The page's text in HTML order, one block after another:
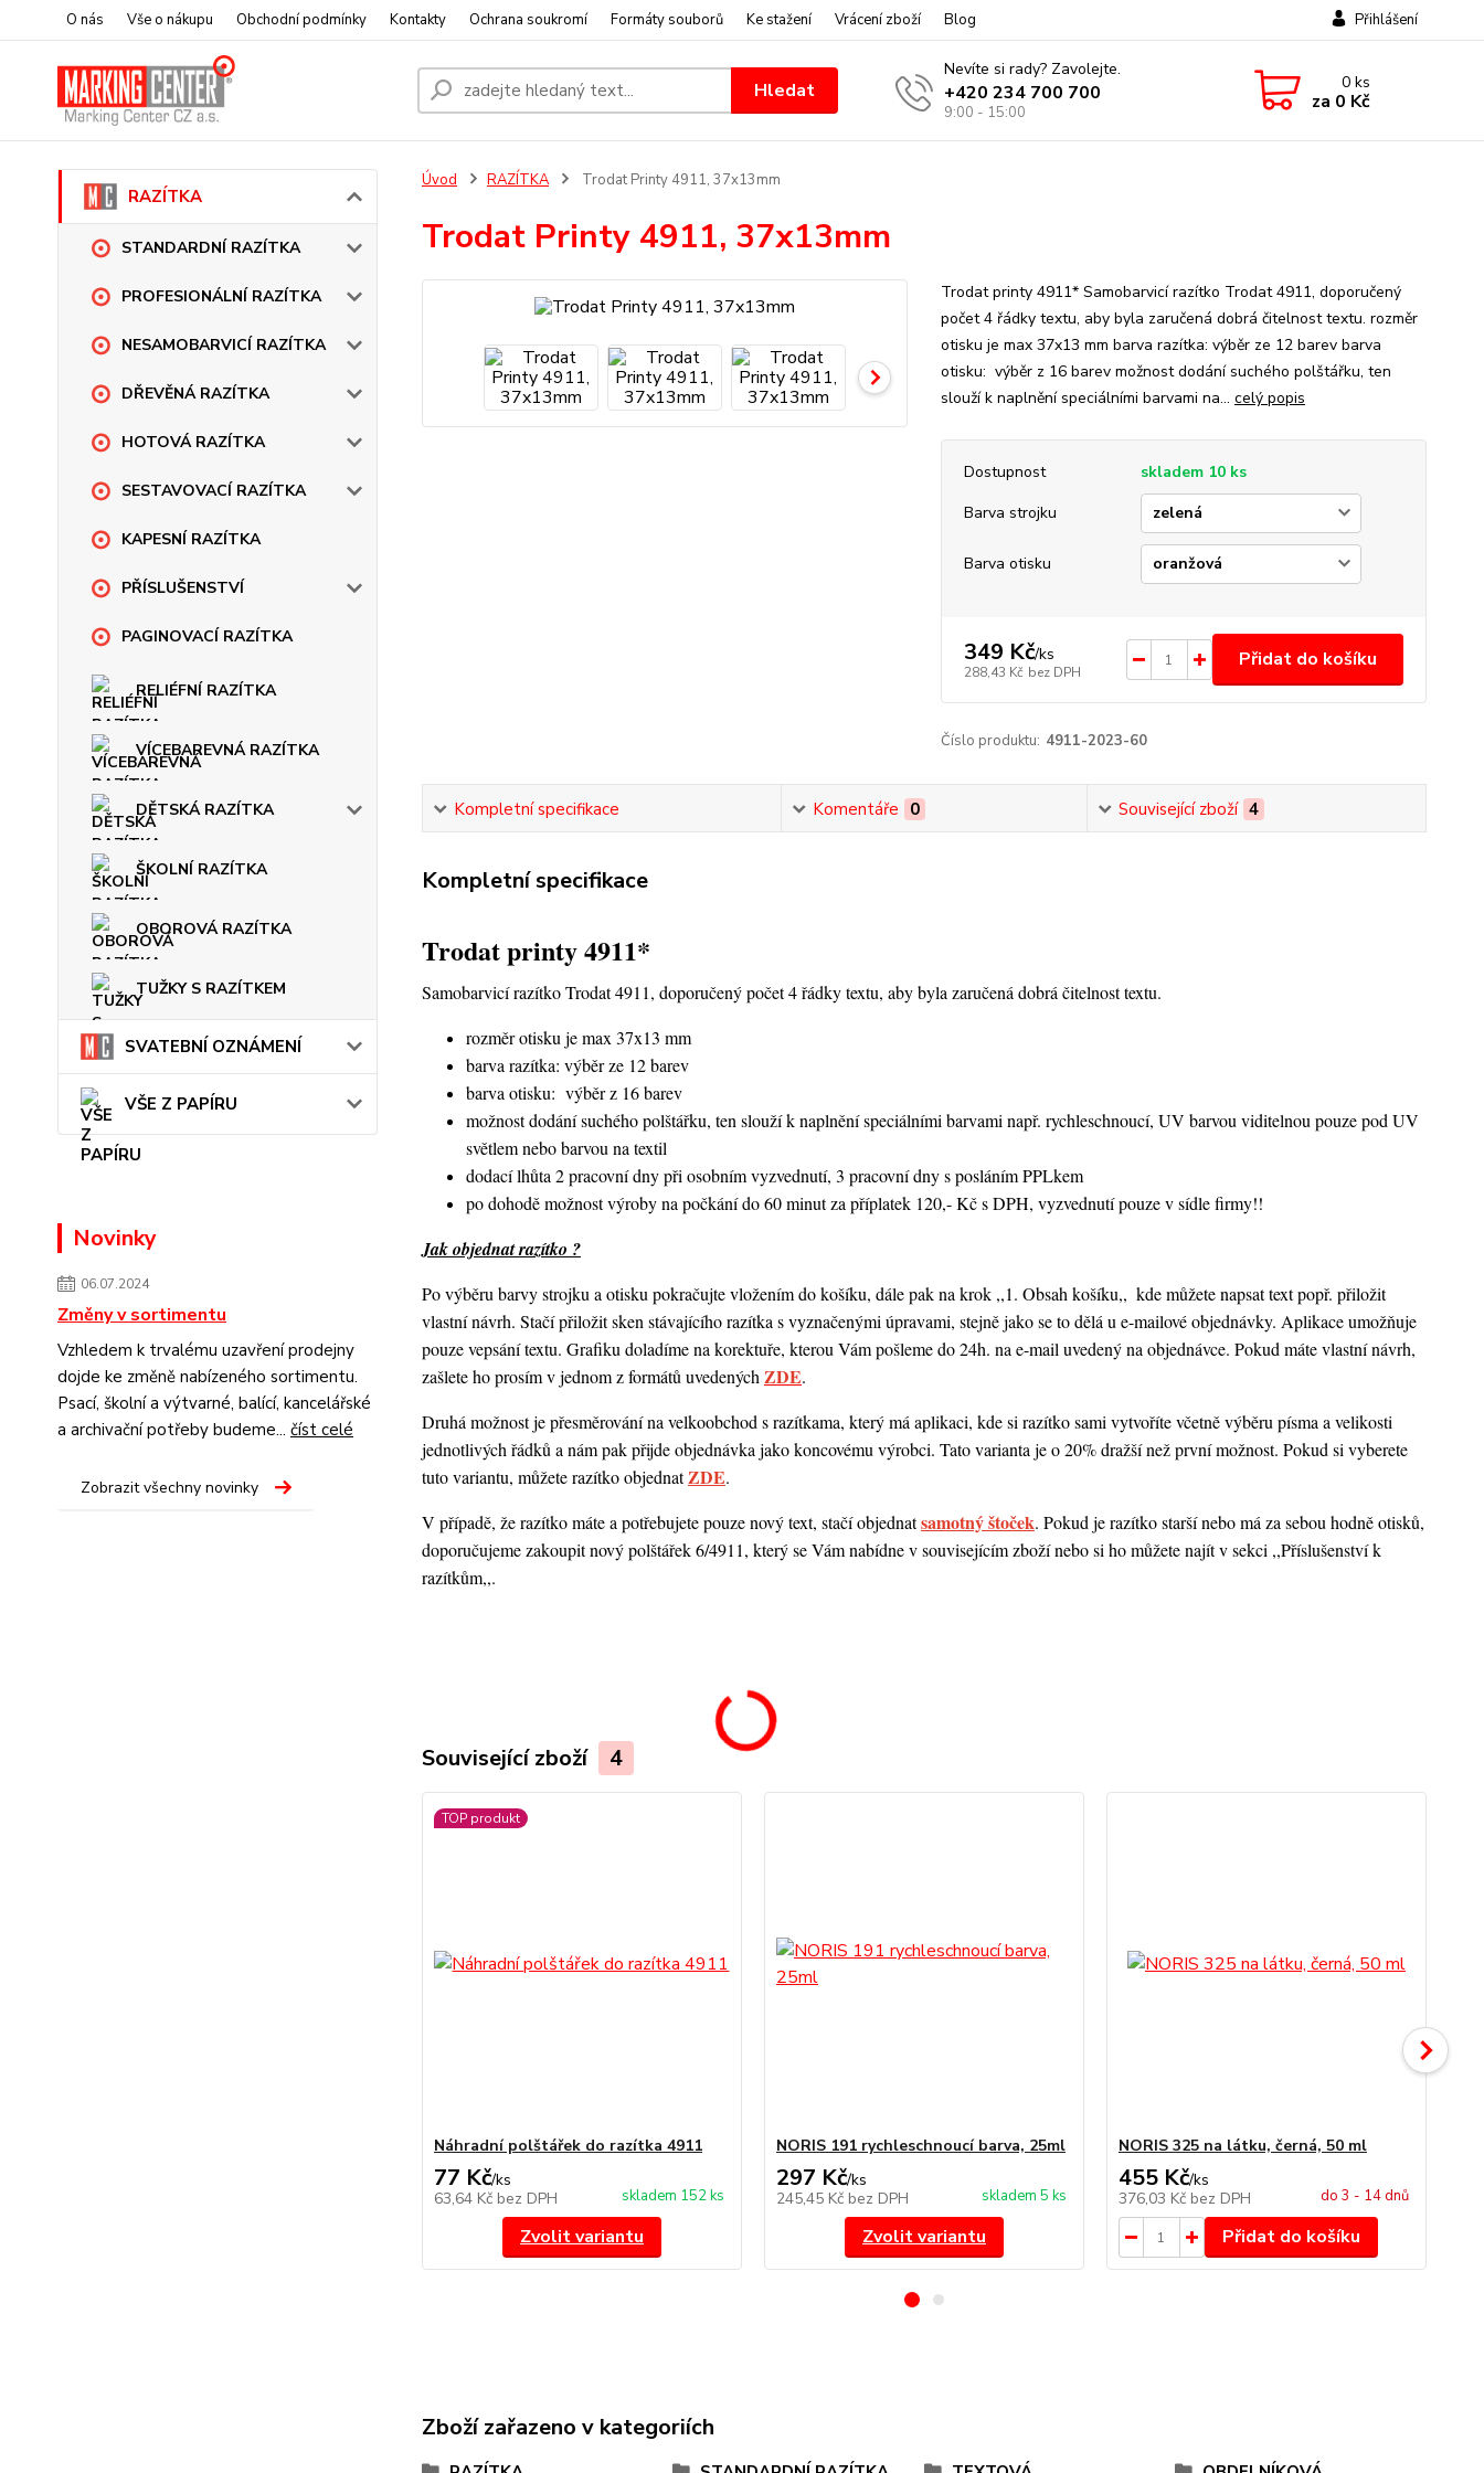
O nás Vše o nákupu Obchodní podmínky Kontakty Ochrana soukromí Formáty souborů Ke stažení Vrácení zboží Blog Přihlášení
Hledat
Nevíte si rady? Zavolejte.
+420 234 700 700
9:00 - 15:00
0ks
za 0 Kč
RAZÍTKA
STANDARDNÍ RAZÍTKA
PROFESIONÁLNÍ RAZÍTKA
NESAMOBARVICÍ RAZÍTKA
DŘEVĚNÁ RAZÍTKA
HOTOVÁ RAZÍTKA
SESTAVOVACÍ RAZÍTKA
KAPESNÍ RAZÍTKA
PŘÍSLUŠENSTVÍ
PAGINOVACÍ RAZÍTKA
RELIÉFNÍ RAZÍTKA
VÍCEBAREVNÁ RAZÍTKA
DĚTSKÁ RAZÍTKA
ŠKOLNÍ RAZÍTKA
OBOROVÁ RAZÍTKA
TUŽKY S RAZÍTKEM
SVATEBNÍ OZNÁMENÍ
VŠE Z PAPÍRU
Novinky
06.07.2024
Změny v sortimentu
Vzhledem k trvalému uzavření prodejny
dojde ke změně nabízeného sortimentu.
Psací, školní a výtvarné, balící, kancelářské
a archivační potřeby budeme... číst celé
Zobrazit všechny novinky
Úvod RAZÍTKA Trodat Printy 4911, 37x13mm
Trodat Printy 4911, 37x13mm
Trodat printy 4911* Samobarvicí razítko Trodat 4911, doporučený
počet 4 řádky textu, aby byla zaručená dobrá čitelnost textu. rozměr
otisku je max 37x13 mm barva razítka: výběr ze 12 barev barva
otisku: výběr z 16 barev možnost dodání suchého polštářku, ten
slouží k naplnění speciálními barvami na... celý popis
Dostupnost
skladem 10 ks
Barva strojku
Barva otisku
349 Kč/ks
288,43 Kč bez DPH
Přidat do košíku
Číslo produktu: 4911-2023-60
Kompletní specifikace Komentáře 0 Související zboží 4
Kompletní specifikace
Trodat printy 4911*
Samobarvicí razítko Trodat 4911, doporučený počet 4 řádky textu, aby byla zaručená dobrá čitelnost textu.
rozměr otisku je max 37x13 mm
barva razítka: výběr ze 12 barev
barva otisku: výběr z 16 barev
možnost dodání suchého polštářku, ten slouží k naplnění speciálními barvami např. rychleschnoucí, UV barvou viditelnou pouze pod UV
světlem nebo barvou na textil
dodací lhůta 2 pracovní dny při osobním vyzvednutí, 3 pracovní dny s posláním PPLkem
po dohodě možnost výroby na počkání do 60 minut za příplatek 120,- Kč s DPH, vyzvednutí pouze v sídle firmy!!
Jak objednat razítko ?
Po výběru barvy strojku a otisku pokračujte vložením do košíku, dále pak na krok ,,1. Obsah košíku,, kde můžete napsat text popř. přiložit
vlastní návrh. Stačí přiložit sken stávajícího razítka s vyznačenými úpravami, stejně jako se to dělá u e-mailové objednávky. Aplikace umožňuje
pouze vepsání textu. Grafiku doladíme na korektuře, kterou Vám pošleme do 24h. na e-mail uvedený na objednávce. Pokud máte vlastní návrh,
zašlete ho prosím v jednom z formátů uvedených ZDE.
Druhá možnost je přesměrování na velkoobchod s razítkama, který má aplikaci, kde si razítko sami vytvoříte včetně výběru písma a velikosti
jednotlivých řádků a nám pak přijde objednávka jako koncovému výrobci. Tato varianta je o 20% dražší než první možnost. Pokud si vyberete
tuto variantu, můžete razítko objednatZDE.
V případě, že razítko máte a potřebujete pouze nový text, stačí objednatsamotný štoček. Pokud je razítko starší nebo má za sebou hodně otisků,
doporučujeme zakoupit nový polštářek 6/4911, který se Vám nabídne v souvisejícím zboží nebo si ho můžete najít v sekci ,,Příslušenství k
razítkům,,.
Související zboží 4
TOP produkt
Náhradní polštářek do razítka 4911
77 Kč/ks
63,64 Kč bez DPH skladem 152 ks
Zvolit variantu
NORIS 191 rychleschnoucí barva, 25ml
297 Kč/ks
245,45 Kč bez DPH skladem 5 ks
Zvolit variantu
NORIS 325 na látku, černá, 50 ml
455 Kč/ks
376,03 Kč bez DPH do 3 - 14 dnů
Přidat do košíku
Zboží zařazeno v kategoriích